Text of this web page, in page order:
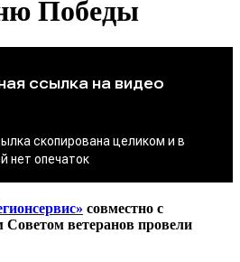
Победы
совместно с
ветеранов провели